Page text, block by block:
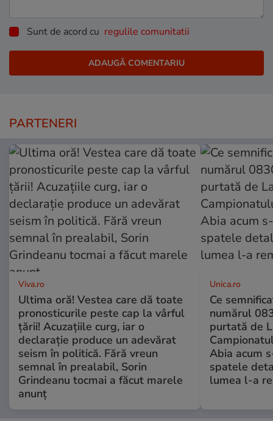
Sunt de acord cu regulile comunitatii
PARTENERI
Viva.ro
Ultima oră! Vestea care dă toate
pronosticurile peste cap la vârful
țării! Acuzațiile curg, iar o
declarație produce un adevărat
seism în politică. Fără vreun
semnal în prealabil, Sorin
Grindeanu tocmai a făcut marele
anunț
Unica.ro
Ce
numărul
purtată de
Abia acum
spatele
lumea l-a